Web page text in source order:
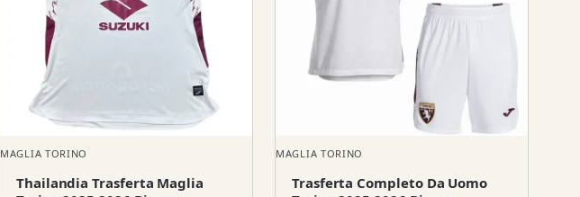
MAGLIA TORINO
Thailandia Trasferta Maglia
MAGLIA TORINO
Trasferta Completo Da Uomo